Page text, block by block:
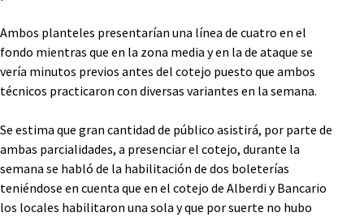
Ambos planteles presentarían una línea de cuatro en el
fondo mientras que en la zona media y en la de ataque se
vería minutos previos antes del cotejo puesto que ambos
técnicos practicaron con diversas variantes en la semana.
Se estima que gran cantidad de público asistirá, por parte de
ambas parcialidades, a presenciar el cotejo, durante la
semana se habló de la habilitación de dos boleterías
teniéndose en cuenta que en el cotejo de Alberdi y Bancario
los locales habilitaron una sola y que por suerte no hubo